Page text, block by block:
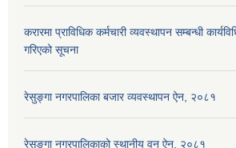
करारमा प्राविधिक कर्मचारी व्यवस्थापन सम्बन्धी
गरिएको सूचना
रेसुङ्गा नगरपालिका बजार व्यवस्थापन ऐन, २०८१
रेसुङ्गा नगरपालिकाको स्थानीय वन ऐन, २०८१